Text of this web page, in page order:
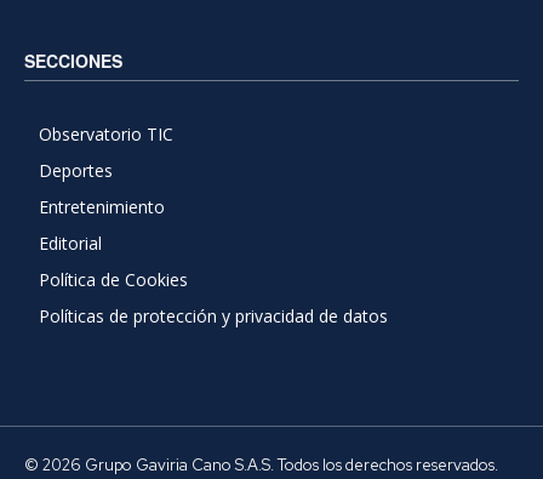
SECCIONES
Observatorio TIC
Deportes
Entretenimiento
Editorial
Política de Cookies
Políticas de protección y privacidad de datos
© 2026 Grupo Gaviria Cano S.A.S. Todos los derechos reservados.